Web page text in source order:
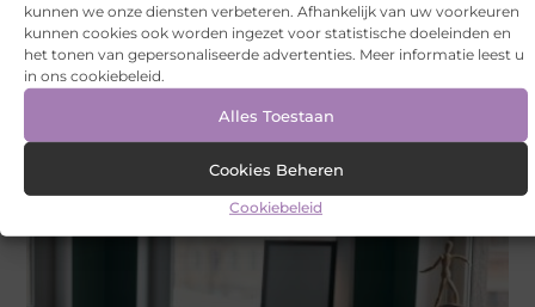
kunnen we onze diensten verbeteren. Afhankelijk van uw voorkeuren
kunnen cookies ook worden ingezet voor statistische doeleinden en
het tonen van gepersonaliseerde advertenties. Meer informatie leest u
in ons cookiebeleid.
Alles Toestaan
Cookies Beheren
Cookiebeleid
Registreren: Maak een account aan en krijg toegang tot je
eigen schrijfomgeving. (Er kunnen kosten verbonden zijn
aan de publicatie.)
Inloggen: Ga naar je dashboard en begin met schrijven.
Deel je verhaal: Zorg dat je blog gelezen wordt via sociale
media en onze homepage.